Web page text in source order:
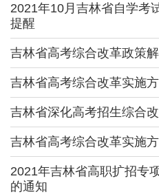
2021年10月吉林省自学考
提醒
吉林省高考综合改革政策
吉林省高考综合改革实施
吉林省深化高考招生综合
吉林省高考综合改革实施
2021年吉林省高职扩招专
的通知